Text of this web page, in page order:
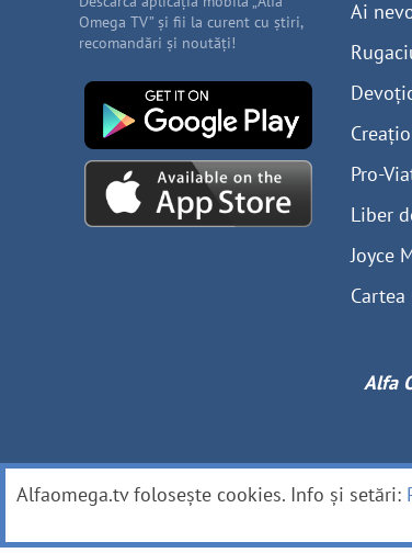
Omega TV” și fii la curent cu știri,
recomandări și noutăți!
Ai
Pro-
Liber
Joyce
Alfa
Alfaomega.tv folosește cookies. Info și setări: